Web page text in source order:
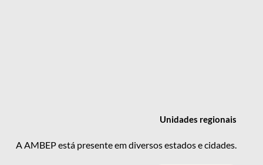
Unidades regionais
A AMBEP está presente em diversos estados e cidades.